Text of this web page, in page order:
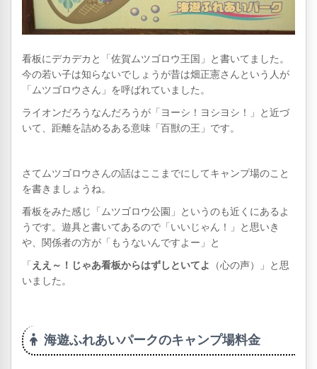
看板にデカデカと「佐賀ムツゴロウ王国」と書いてました。
今の若い子は知らないでしょうが昔は畑正憲さんという人が
「ムツゴロウさん」を呼ばれていました。
ライオンだろうなんだろうが「ヨーシ！ヨシヨシ！」と近づ
いて、距離を詰めるある意味「百獣の王」です。
さてムツゴロウさんの話はここまでにしてキャンプ場のこと
を書きましょうね。
看板をみた感じ「ムツゴロウ公園」というのも近くにあるよ
うです。遊具と書いてあるので「いいじゃん！」と思いき
や、関係者の方が「もうないんですよー」と
「ええ～！じゃあ看板からはずしといてよ （心の声）」と思
いました。
海遊ふれあいパークのキャンプ場料金